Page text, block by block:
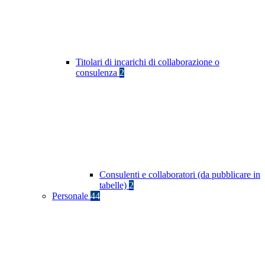
Titolari di incarichi di collaborazione o
consulenza 2
Consulenti e collaboratori (da pubblicare in
tabelle) 2
Personale 44